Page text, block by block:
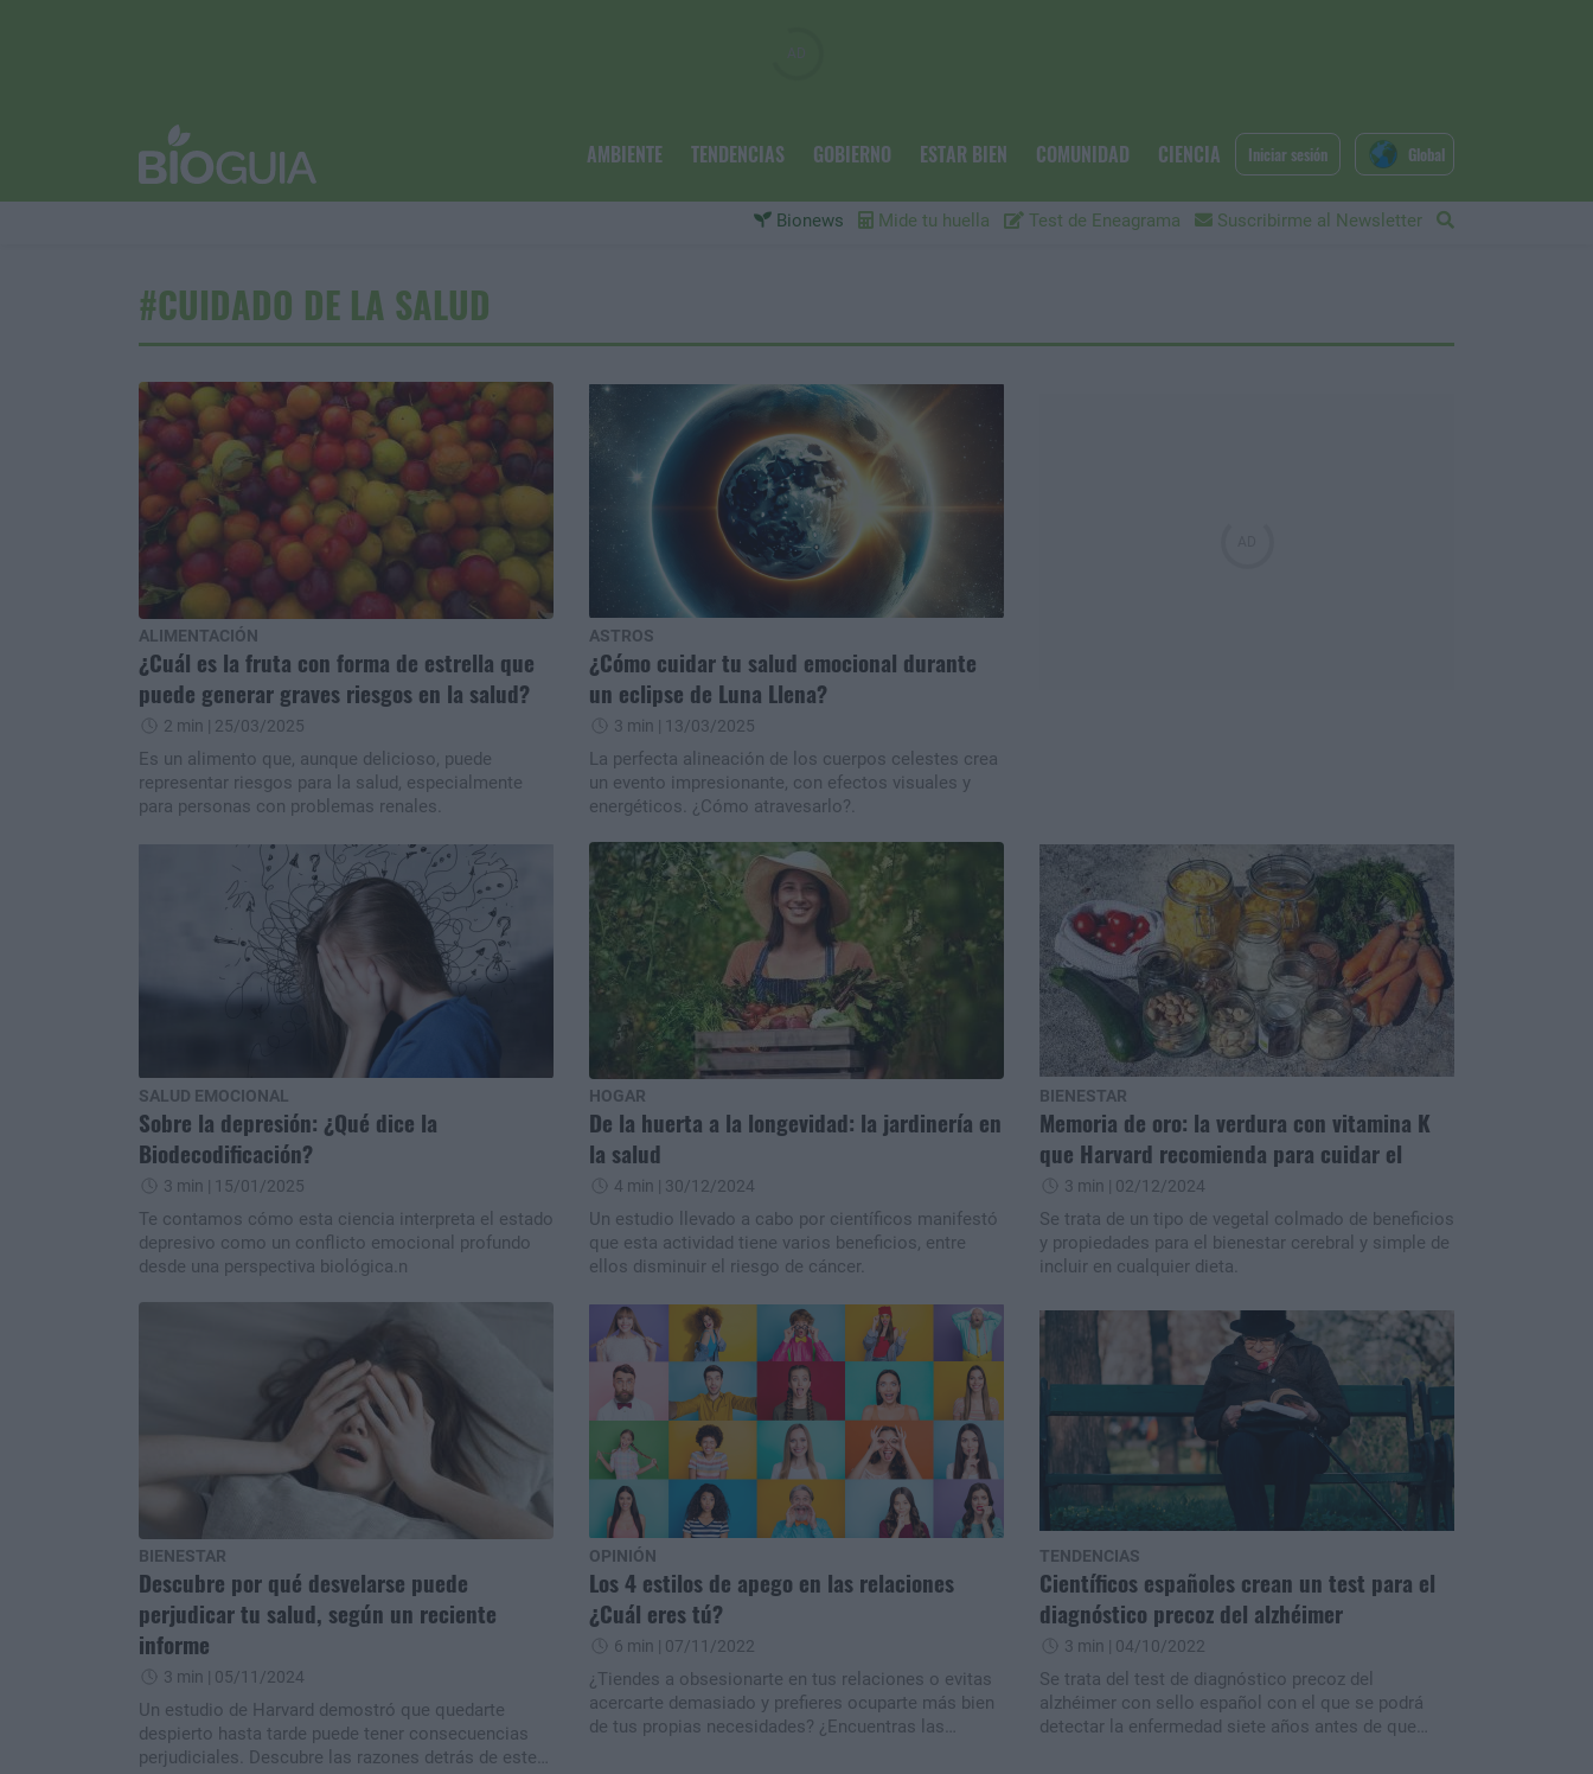
AMBIENTE TENDENCIAS GOBIERNO ESTAR BIEN COMUNIDAD CIENCIA
Bionews Mide tu huella Test de Eneagrama Suscribirme al Newsletter
Iniciar sesión Global
#CUIDADO DE LA SALUD
ALIMENTACIÓN
¿Cuál es la fruta con forma de estrella que
puede generar graves riesgos en la salud?
2 min | 25/03/2025
Es un alimento que, aunque delicioso, puede
representar riesgos para la salud, especialmente
para personas con problemas renales.
ASTROS
¿Cómo cuidar tu salud emocional durante
un eclipse de Luna Llena?
3 min | 13/03/2025
La perfecta alineación de los cuerpos celestes crea
un evento impresionante, con efectos visuales y
energéticos. ¿Cómo atravesarlo?.
SALUD EMOCIONAL
Sobre la depresión: ¿Qué dice la
Biodecodificación?
3 min | 15/01/2025
Te contamos cómo esta ciencia interpreta el estado
depresivo como un conflicto emocional profundo
desde una perspectiva biológica.n
HOGAR
De la huerta a la longevidad: la jardinería en
la salud
4 min | 30/12/2024
Un estudio llevado a cabo por científicos manifestó
que esta actividad tiene varios beneficios, entre
ellos disminuir el riesgo de cáncer.
BIENESTAR
Memoria de oro: la verdura con vitamina K
que Harvard recomienda para cuidar el
3 min | 02/12/2024
Se trata de un tipo de vegetal colmado de beneficios
y propiedades para el bienestar cerebral y simple de
incluir en cualquier dieta.
BIENESTAR
Descubre por qué desvelarse puede
perjudicar tu salud, según un reciente
informe
3 min | 05/11/2024
Un estudio de Harvard demostró que quedarte
despierto hasta tarde puede tener consecuencias
perjudiciales. Descubre las razones detrás de este
OPINIÓN
Los 4 estilos de apego en las relaciones
¿Cuál eres tú?
6 min | 07/11/2022
¿Tiendes a obsesionarte en tus relaciones o evitas
acercarte demasiado y prefieres ocuparte más bien
de tus propias necesidades? ¿Encuentras las
TENDENCIAS
Científicos españoles crean un test para el
diagnóstico precoz del alzhéimer
3 min | 04/10/2022
Se trata del test de diagnóstico precoz del
alzhéimer con sello español con el que se podrá
detectar la enfermedad siete años antes de que